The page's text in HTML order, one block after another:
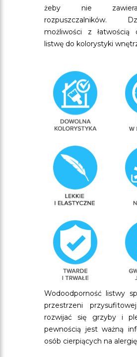
żeby nie
rozpuszczalników.
możliwości z łatwością
listwę do kolorystyki
Wodoodporność listwy
przestrzeni
rozwijać się grzyby i
pewnością jest ważną
osób cierpiących na